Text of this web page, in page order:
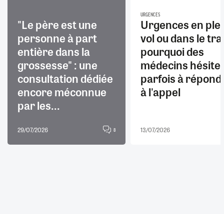
"Le père est une
personne à part
entière dans la
grossesse" : une
consultation dédiée
encore méconnue
par les...
29/07/2026 8
URGENCES
Urgences en
vol ou dans le
pourquoi des
médecins
parfois à
à l'appel
13/07/2026